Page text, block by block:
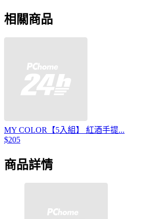
相關商品
MY COLOR【5入組】 紅酒手提...
$205
商品詳情